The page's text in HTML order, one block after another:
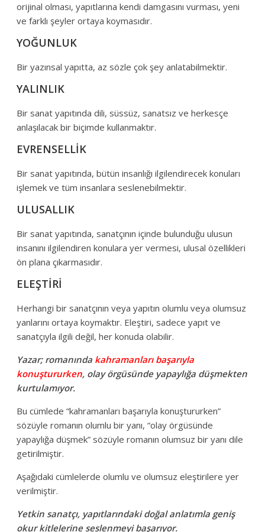
orijinal olması, yapıtlarına kendi damgasını vurması, yeni
ve farklı şeyler ortaya koymasıdır.
YOĞUNLUK
Bir yazınsal yapıtta, az sözle çok şey anlatabilmektir.
YALINLIK
Bir sanat yapıtında dili, süssüz, sanatsız ve herkesçe
anlaşılacak bir biçimde kullanmaktır.
EVRENSELLİK
Bir sanat yapıtında, bütün insanlığı ilgilendirecek konuları
işlemek ve tüm insanlara seslenebilmektir.
ULUSALLIK
Bir sanat yapıtında, sanatçının içinde bulunduğu ulusun
insanını ilgilendiren konulara yer vermesi, ulusal özellikleri
ön plana çıkarmasıdır.
ELEŞTİRİ
Herhangi bir sanatçının veya yapıtın olumlu veya olumsuz
yanlarını ortaya koymaktır. Eleştiri, sadece yapıt ve
sanatçıyla ilgili değil, her konuda olabilir.
Yazar; romanında kahramanları başarıyla
konuştururken, olay örgüsünde yapaylığa düşmekten
kurtulamıyor.
Bu cümlede “kahramanları başarıyla konuştururken”
sözüyle romanın olumlu bir yanı, “olay örgüsünde
yapaylığa düşmek” sözüyle romanın olumsuz bir yanı dile
getirilmiştir.
Aşağıdaki cümlelerde olumlu ve olumsuz eleştirilere yer
verilmiştir.
Yetkin sanatçı, yapıtlarındaki doğal anlatımla geniş
okur kitlelerine seslenmeyi başarıyor.